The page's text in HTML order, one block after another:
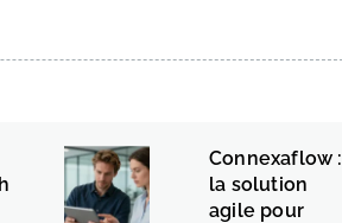
Connexaflow :
la solution
agile pour